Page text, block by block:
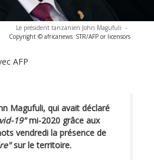
Le président tanzanien John Magufuli -
Copyright © africanews STR/AFP or licensors
AFP
Magufuli, qui avait déclaré
19"mi-2020 grâce aux
vendredi la présence de
sur le territoire.